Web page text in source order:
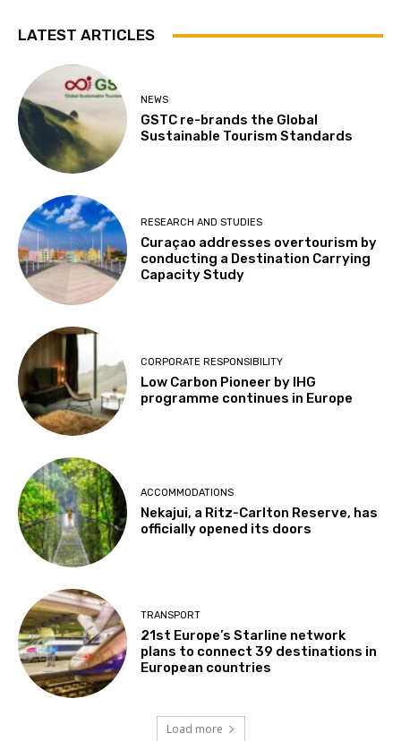
LATEST ARTICLES
NEWS
GSTC re-brands the Global
Sustainable Tourism Standards
RESEARCH AND STUDIES
Curaçao addresses overtourism by
conducting a Destination Carrying
Capacity Study
CORPORATE RESPONSIBILITY
Low Carbon Pioneer by IHG
programme continues in Europe
ACCOMMODATIONS
Nekajui, a Ritz-Carlton Reserve, has
officially opened its doors
TRANSPORT
21st Europe’s Starline network
plans to connect 39 destinations in
European countries
Load more